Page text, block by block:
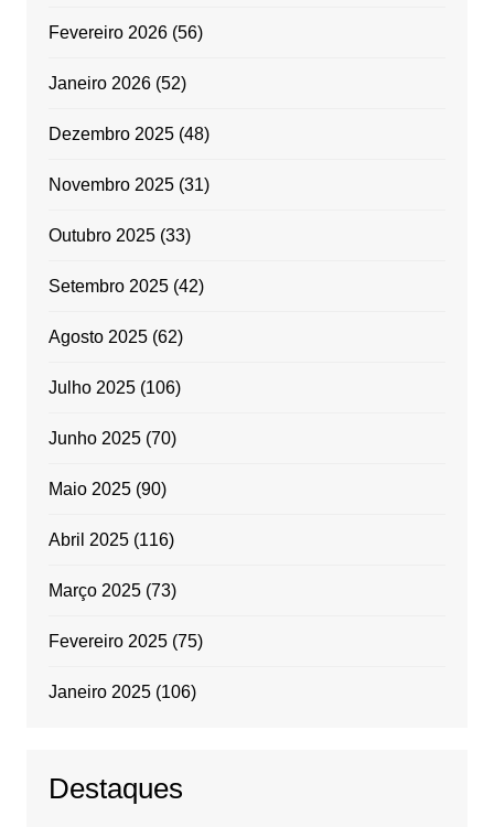
Fevereiro 2026(56)
Janeiro 2026(52)
Dezembro 2025(48)
Novembro 2025(31)
Outubro 2025(33)
Setembro 2025(42)
Agosto 2025(62)
Julho 2025(106)
Junho 2025(70)
Maio 2025(90)
Abril 2025(116)
Março 2025(73)
Fevereiro 2025(75)
Janeiro 2025(106)
Destaques